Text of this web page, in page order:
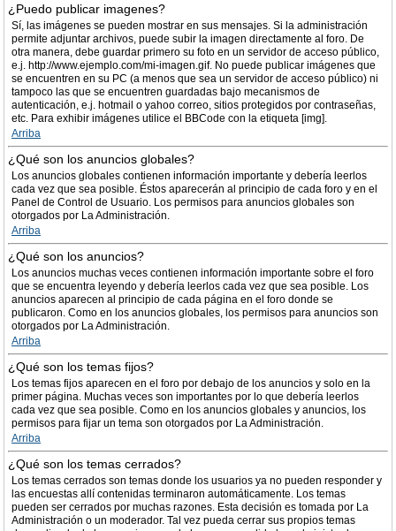
¿Puedo publicar imagenes?
Sí, las imágenes se pueden mostrar en sus mensajes. Si la administración
permite adjuntar archivos, puede subir la imagen directamente al foro. De
otra manera, debe guardar primero su foto en un servidor de acceso público,
e.j. http://www.ejemplo.com/mi-imagen.gif. No puede publicar imágenes que
se encuentren en su PC (a menos que sea un servidor de acceso público) ni
tampoco las que se encuentren guardadas bajo mecanismos de
autenticación, e.j. hotmail o yahoo correo, sitios protegidos por contraseñas,
etc. Para exhibir imágenes utilice el BBCode con la etiqueta [img].
Arriba
¿Qué son los anuncios globales?
Los anuncios globales contienen información importante y debería leerlos
cada vez que sea posible. Éstos aparecerán al principio de cada foro y en el
Panel de Control de Usuario. Los permisos para anuncios globales son
otorgados por La Administración.
Arriba
¿Qué son los anuncios?
Los anuncios muchas veces contienen información importante sobre el foro
que se encuentra leyendo y debería leerlos cada vez que sea posible. Los
anuncios aparecen al principio de cada página en el foro donde se
publicaron. Como en los anuncios globales, los permisos para anuncios son
otorgados por La Administración.
Arriba
¿Qué son los temas fijos?
Los temas fijos aparecen en el foro por debajo de los anuncios y solo en la
primer página. Muchas veces son importantes por lo que debería leerlos
cada vez que sea posible. Como en los anuncios globales y anuncios, los
permisos para fijar un tema son otorgados por La Administración.
Arriba
¿Qué son los temas cerrados?
Los temas cerrados son temas donde los usuarios ya no pueden responder y
las encuestas allí contenidas terminaron automáticamente. Los temas
pueden ser cerrados por muchas razones. Esta decisión es tomada por La
Administración o un moderador. Tal vez pueda cerrar sus propios temas